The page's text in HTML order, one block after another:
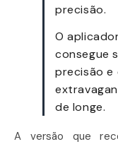
precisão.
O
consegue
precisão e
de longe.
A versão que